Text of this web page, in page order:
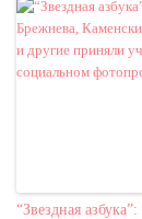
“Звездная азбука”: